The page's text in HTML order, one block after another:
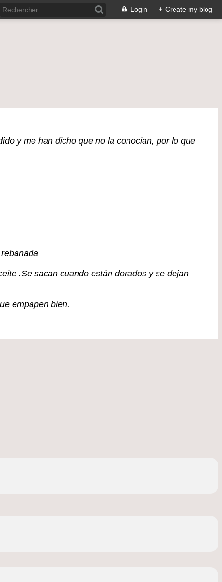
Login + Create my blog
y me han dicho que no la conocian, por lo que
.Se sacan cuando están dorados y se dejan
empapen bien.